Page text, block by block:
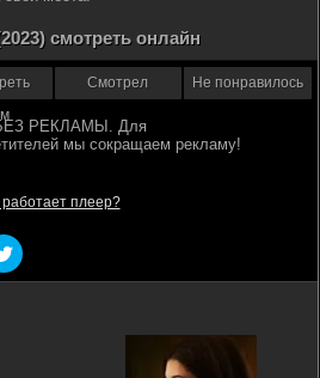
смотреть онлайн
Смотрел Не понравилось
плеер?